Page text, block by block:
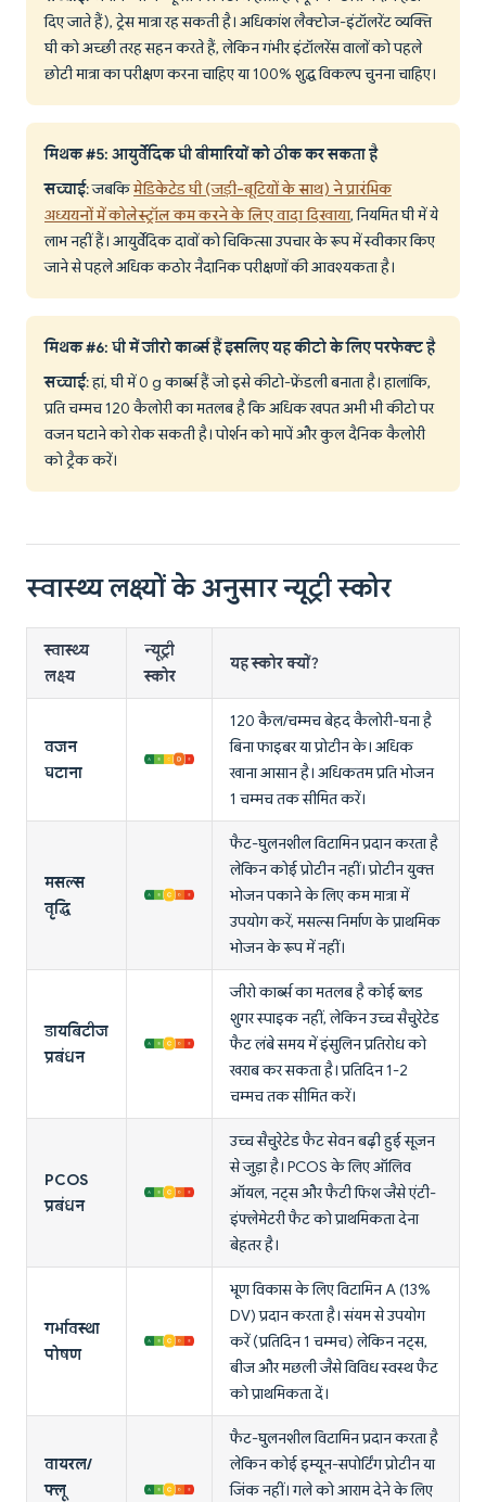
दिए जाते हैं), ट्रेस मात्रा रह सकती है। अधिकांश लैक्टोज-इंटॉलरेंट व्यक्ति
घी को अच्छी तरह सहन करते हैं, लेकिन गंभीर इंटॉलरेंस वालों को पहले
छोटी मात्रा का परीक्षण करना चाहिए या 100% शुद्ध विकल्प चुनना चाहिए।
मिथक #5: आयुर्वेदिक घी बीमारियों को ठीक कर सकता है
सच्चाई: जबकिमेडिकेटेड घी (जड़ी-बूटियों के साथ) ने प्रारंभिक
अध्ययनों में कोलेस्ट्रॉल कम करने के लिए वादा दिखाया, नियमित घी में ये
लाभ नहीं हैं। आयुर्वेदिक दावों को चिकित्सा उपचार के रूप में स्वीकार किए
जाने से पहले अधिक कठोर नैदानिक परीक्षणों की आवश्यकता है।
मिथक #6: घी में जीरो कार्ब्स हैं इसलिए यह कीटो के लिए परफेक्ट है
सच्चाई: हां, घी में 0 g कार्ब्स हैं जो इसे कीटो-फ्रेंडली बनाता है। हालांकि,
प्रति चम्मच 120 कैलोरी का मतलब है कि अधिक खपत अभी भी कीटो पर
वजन घटाने को रोक सकती है। पोर्शन को मापें और कुल दैनिक कैलोरी
को ट्रैक करें।
स्वास्थ्य लक्ष्यों के अनुसार न्यूट्री स्कोर
स्वास्थ्य
लक्ष्य
न्यूट्री
स्कोर
यह स्कोर क्यों?
वजन
घटाना
120 कैल/चम्मच बेहद कैलोरी-घना है
बिना फाइबर या प्रोटीन के। अधिक
खाना आसान है। अधिकतम प्रति भोजन
1 चम्मच तक सीमित करें।
मसल्स
वृद्धि
फैट-घुलनशील विटामिन प्रदान करता है
लेकिन कोई प्रोटीन नहीं। प्रोटीन युक्त
भोजन पकाने के लिए कम मात्रा में
उपयोग करें, मसल्स निर्माण के प्राथमिक
भोजन के रूप में नहीं।
डायबिटीज
प्रबंधन
जीरो कार्ब्स का मतलब है कोई ब्लड
शुगर स्पाइक नहीं, लेकिन उच्च सैचुरेटेड
फैट लंबे समय में इंसुलिन प्रतिरोध को
खराब कर सकता है। प्रतिदिन 1-2
चम्मच तक सीमित करें।
PCOS
प्रबंधन
उच्च सैचुरेटेड फैट सेवन बढ़ी हुई सूजन
से जुड़ा है। PCOS के लिए ऑलिव
ऑयल, नट्स और फैटी फिश जैसे एंटी-
इंफ्लेमेटरी फैट को प्राथमिकता देना
बेहतर है।
गर्भावस्था
पोषण
भ्रूण विकास के लिए विटामिन A (13%
DV) प्रदान करता है। संयम से उपयोग
करें (प्रतिदिन 1 चम्मच) लेकिन नट्स,
बीज और मछली जैसे विविध स्वस्थ फैट
को प्राथमिकता दें।
वायरल/
फ्लू
फैट-घुलनशील विटामिन प्रदान करता है
लेकिन कोई इम्यून-सपोर्टिंग प्रोटीन या
जिंक नहीं। गले को आराम देने के लिए